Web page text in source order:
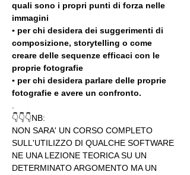
quali sono i propri punti di forza nelle
immagini
▪️ per chi desidera dei suggerimenti di
composizione, storytelling o come
creare delle sequenze efficaci con le
proprie fotografie
▪️ per chi desidera parlare delle proprie
fotografie e avere un confronto.
👇👇👇NB:
NON SARA' UN CORSO COMPLETO
SULL'UTILIZZO DI QUALCHE SOFTWARE
NE UNA LEZIONE TEORICA SU UN
DETERMINATO ARGOMENTO MA UN